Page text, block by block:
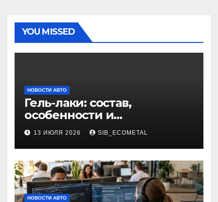
YOU MISSED
НОВОСТИ АВТО
Гель-лаки: состав,
особенности и
применение в маникюре
13 ИЮЛЯ 2026 SIB_ECOMETAL
НОВОСТИ АВТО